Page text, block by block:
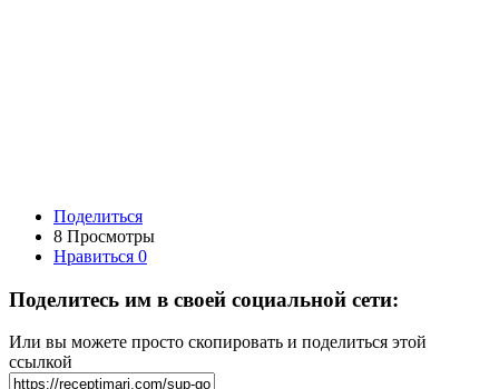
Поделиться
8 Просмотры
Нравиться 0
Поделитесь им в своей социальной сети:
Или вы можете просто скопировать и поделиться этой
ссылкой